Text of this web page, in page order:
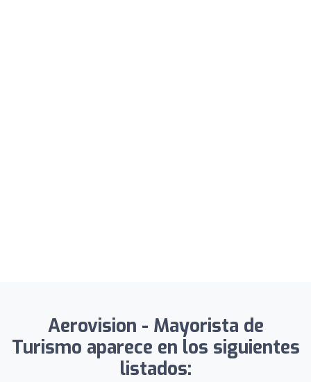
Aerovision - Mayorista de
Turismo aparece en los siguientes
listados: